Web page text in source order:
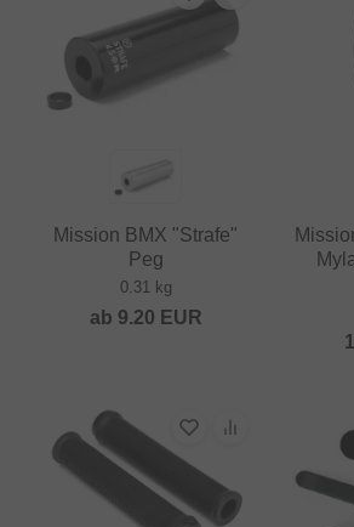
Mission BMX "Strafe"
Peg
0.31 kg
ab 9.20 EUR